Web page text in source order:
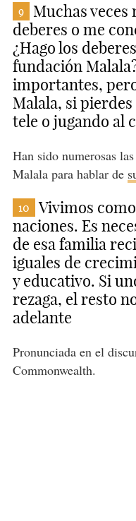
9
Muchas veces
deberes o me
¿Hago los
fundación
importantes,
Malala, si
tele o jugando al
Han sido numerosas
Malala para hablar de
10
Vivimos
naciones. Es
de esa familia
iguales de
y educativo. Si
rezaga, el resto
adelante
Pronunciada en el
Commonwealth.